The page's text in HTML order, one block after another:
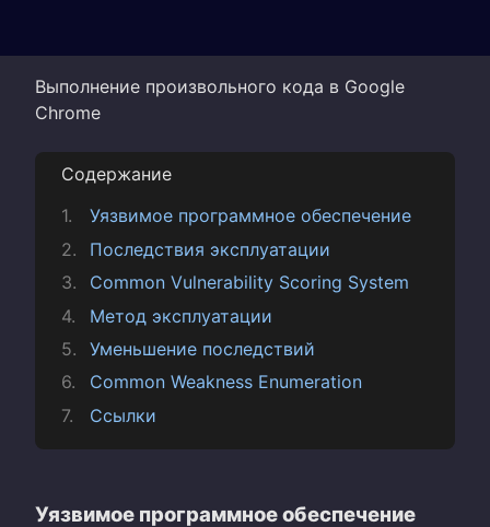
Выполнение произвольного кода в Google
Chrome
Содержание
Уязвимое программное обеспечение
Последствия эксплуатации
Common Vulnerability Scoring System
Метод эксплуатации
Уменьшение последствий
Common Weakness Enumeration
Ссылки
Уязвимое программное обеспечение